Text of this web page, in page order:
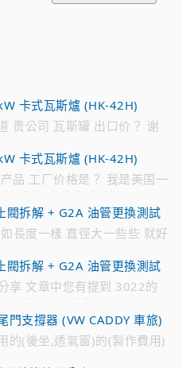
卡式瓦斯爐 (HK-42H)
贵公司 瓦斯罐 出口价？ 谢
卡式瓦斯爐 (HK-42H)
品 工厂价格是？ 我是美国一
微信 联系我 谢谢 WECHAT
791 ****
拆解 + G2A 油管更換測試
長度一樣 直徑大一些些 就好
拆解 + G2A 油管更換測試
享 文章中您有提到 3022的
來備用 目前遍尋不著 只有在
油管 不知有無通用 感恩
門支撐器 (VW CADDY 車旅)
的(後坐,透氣窗)的(製作費用)